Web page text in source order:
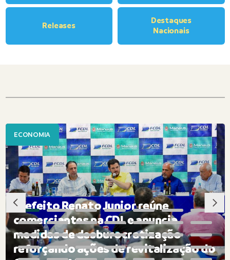
Releases
Destaques
Nacionais
ECONOMIA
Prefeito Renato Junior reúne
comerciantes na CDL e anuncia
medidas de desburocratização
reforçando ações de revitalização do